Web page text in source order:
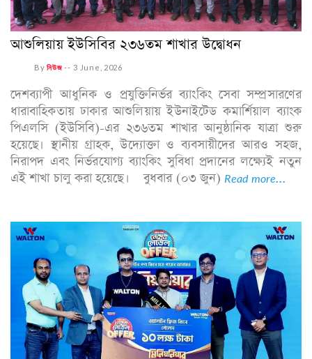
আশুলিয়ায় ইউসিবির ২৩৬তম শাখার উদ্বোধন
Byনিউজ -- 3 June, 2026
দেশব্যাপী আধুনিক ও প্রযুক্তিনির্ভর ব্যাংকিং সেবা সম্প্রসারণের
ধারাবাহিকতায় ঢাকার আশুলিয়ায় ইউনাইটেড কমার্শিয়াল ব্যাংক
পিএলসি (ইউসিবি)-এর ২৩৬তম শাখার আনুষ্ঠানিক যাত্রা শুরু
হয়েছে। স্থানীয় গ্রাহক, উদ্যোক্তা ও ব্যবসায়ীদের আরও সহজ,
নিরাপদ এবং নির্ভরযোগ্য ব্যাংকিং সুবিধা প্রদানের লক্ষ্যেই নতুন
এই শাখা চালু করা হয়েছে। বুধবার (০৩ জুন) Read more...